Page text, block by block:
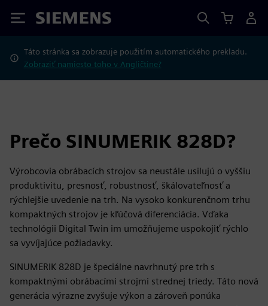
Siemens
Táto stránka sa zobrazuje použitím automatického prekladu.
Zobraziť namiesto toho v Angličtine?
Prečo SINUMERIK 828D?
Výrobcovia obrábacích strojov sa neustále usilujú o vyššiu
produktivitu, presnosť, robustnosť, škálovateľnosť a
rýchlejšie uvedenie na trh. Na vysoko konkurenčnom trhu
kompaktných strojov je kľúčová diferenciácia. Vďaka
technológii Digital Twin im umožňujeme uspokojiť rýchlo
sa vyvíjajúce požiadavky.
SINUMERIK 828D je špeciálne navrhnutý pre trh s
kompaktnými obrábacími strojmi strednej triedy. Táto nová
generácia výrazne zvyšuje výkon a zároveň ponúka